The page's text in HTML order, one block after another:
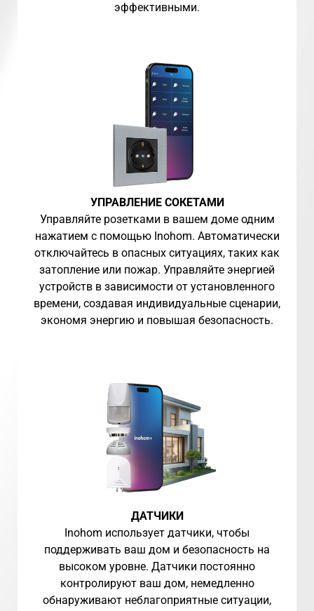
эффективными.
УПРАВЛЕНИЕ СОКЕТАМИ
Управляйте розетками в вашем доме одним
нажатием с помощью Inohom. Автоматически
отключайтесь в опасных ситуациях, таких как
затопление или пожар. Управляйте энергией
устройств в зависимости от установленного
времени, создавая индивидуальные сценарии,
экономя энергию и повышая безопасность.
ДАТЧИКИ
Inohom использует датчики, чтобы
поддерживать ваш дом и безопасность на
высоком уровне. Датчики постоянно
контролируют ваш дом, немедленно
обнаруживают неблагоприятные ситуации,